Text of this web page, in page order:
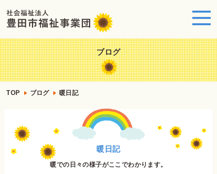
ブログ
TOP ブログ 暖日記
暖日記
暖での日々の様子がここでわかります。